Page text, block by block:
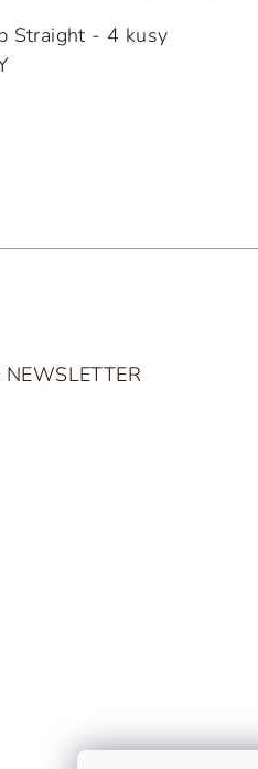
Straight - 4 kusy
NEWSLETTER